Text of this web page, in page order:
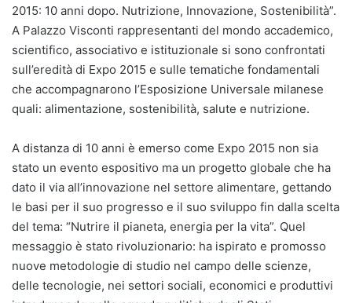
2015: 10 anni dopo. Nutrizione, Innovazione, Sostenibilità”.
A Palazzo Visconti rappresentanti del mondo accademico,
scientifico, associativo e istituzionale si sono confrontati
sull’eredità di Expo 2015 e sulle tematiche fondamentali
che accompagnarono l’Esposizione Universale milanese
quali: alimentazione, sostenibilità, salute e nutrizione.
A distanza di 10 anni è emerso come Expo 2015 non sia
stato un evento espositivo ma un progetto globale che ha
dato il via all’innovazione nel settore alimentare, gettando
le basi per il suo progresso e il suo sviluppo fin dalla scelta
del tema: “Nutrire il pianeta, energia per la vita”. Quel
messaggio è stato rivoluzionario: ha ispirato e promosso
nuove metodologie di studio nel campo delle scienze,
delle tecnologie, nei settori sociali, economici e produttivi